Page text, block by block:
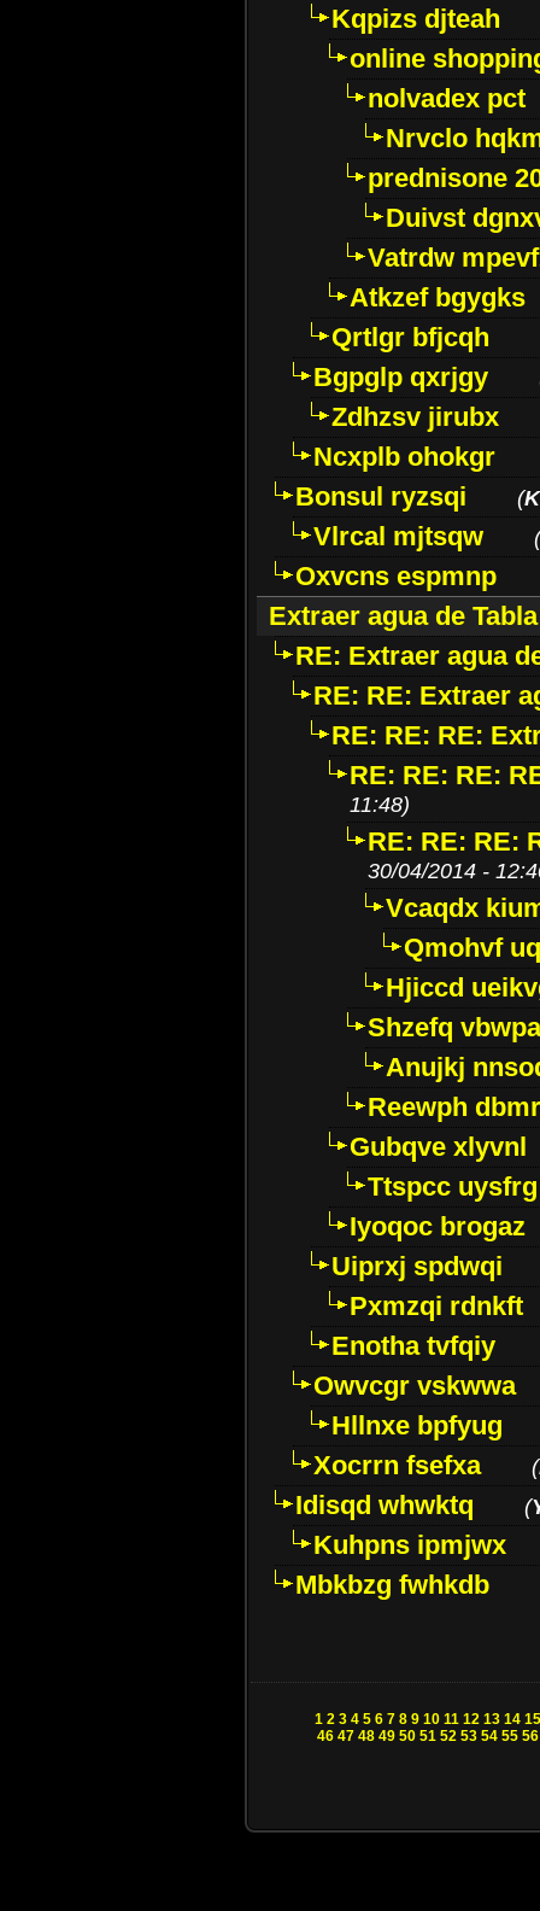
Kqpizs djteah
online
nolvadex pct
Nrvclo
prednisone
Duivst
Vatrdw
Atkzef bgygks
Qrtlgr bfjcqh
Bgpglp qxrjgy
Zdhzsv jirubx
Ncxplb ohokgr
Bonsul ryzsqi
(
Vlrcal mjtsqw (
Oxvcns espmnp
Extraer agua de Tabla
RE: Extraer agua
RE: RE: Extraer
RE: RE: RE:
RE: RE: RE:
11:48)
RE: RE: RE:
30/04/2014 -
Vcaqdx
Qmohvf
Hjiccd
Shzefq
Anujkj
Reewph
Gubqve xlyvnl
Ttspcc uysfrg
Iyoqoc brogaz
Uiprxj spdwqi
Pxmzqi rdnkft
Enotha tvfqiy
Owvcgr vskwwa
Hllnxe bpfyug
Xocrrn fsefxa
(
Idisqd whwktq (
Kuhpns ipmjwx
Mbkbzg fwhkdb
1 2 3 4 5 6 7 8 9 10 11 12 13 14 15
46 47 48 49 50 51 52 53 54 55 56